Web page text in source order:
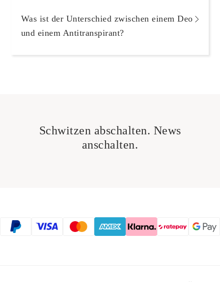
Was ist der Unterschied zwischen einem Deo
und einem Antitranspirant?
Schwitzen abschalten. News
anschalten.